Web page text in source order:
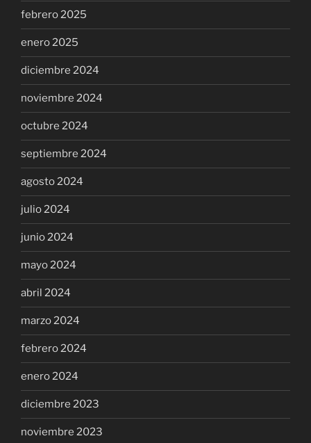
febrero 2025
enero 2025
diciembre 2024
noviembre 2024
octubre 2024
septiembre 2024
agosto 2024
julio 2024
junio 2024
mayo 2024
abril 2024
marzo 2024
febrero 2024
enero 2024
diciembre 2023
noviembre 2023